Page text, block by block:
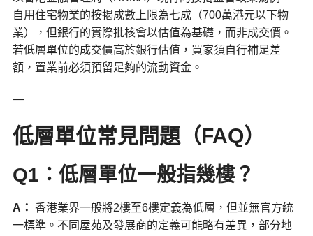
自用住宅物業的按揭成數上限為七成（700萬港元以下物
業），但銀行的實際批核會以估值為基礎，而非成交價。
若低層單位的成交價高於銀行估值，買家須自行補足差
額，置業前必須預留足夠的流動資金。
—
低層單位常見問題（FAQ）
Q1：低層單位一般指幾樓？
A ： 香港業界一般將2樓至6樓定義為低層，但並無官方統
一標準。不同屋苑及發展商的定義可能略有差異，部分地